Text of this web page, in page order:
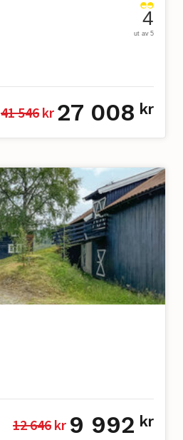
4
ut av 5
41 546 kr 27 008 kr
12 646 kr 9 992 kr